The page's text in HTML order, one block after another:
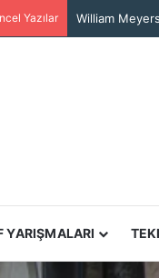
Yazılar Mars’tan
YARIŞMALARI